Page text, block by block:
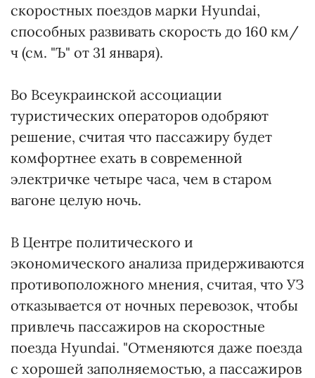
скоростных поездов марки Hyundai,
способных развивать скорость до 160 км/
ч (см. "Ъ" от 31 января).
Во Всеукраинской ассоциации
туристических операторов одобряют
решение, считая что пассажиру будет
комфортнее ехать в современной
электричке четыре часа, чем в старом
вагоне целую ночь.
В Центре политического и
экономического анализа придерживаются
противоположного мнения, считая, что УЗ
отказывается от ночных перевозок, чтобы
привлечь пассажиров на скоростные
поезда Hyundai. "Отменяются даже поезда
с хорошей заполняемостью, а пассажиров